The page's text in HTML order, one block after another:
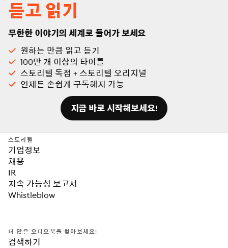
듣고 읽기
무한한 이야기의 세계로 들어가 보세요
원하는 만큼 읽고 듣기
100만 개 이상의 타이틀
스토리텔 독점 + 스토리텔 오리지널
언제든 손쉽게 구독해지 가능
지금 바로 시작해보세요!
스토리텔
기업정보
채용
IR
지속 가능성 보고서
Whistleblow
더 많은 오디오북을 찾아보세요!
검색하기